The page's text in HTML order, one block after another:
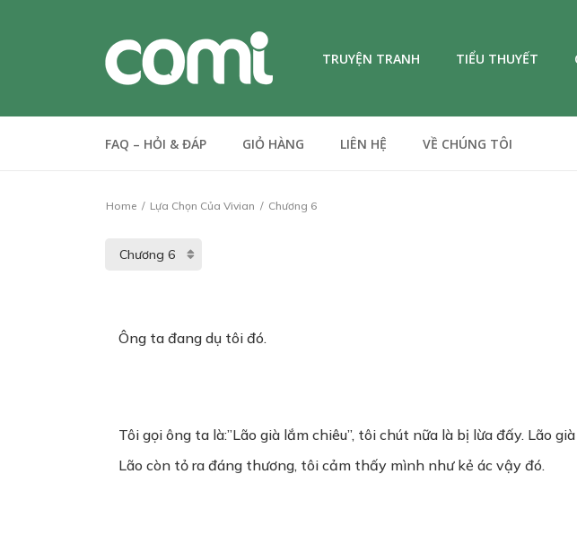
TRUYỆN TRANH TIỂU THUYẾT
FAQ – HỎI & ĐÁP GIỎ HÀNG LIÊN HỆ VỀ CHÚNG TÔI
Home Lựa Chọn Của Vivian Chương 6
Ông ta đang dụ tôi đó.
Tôi gọi ông ta là:”Lão già lắm chiêu”, tôi chút nữa là bị lừa đấy. Lão
Lão còn tỏ ra đáng thương, tôi cảm thấy mình như kẻ ác vậy đó.